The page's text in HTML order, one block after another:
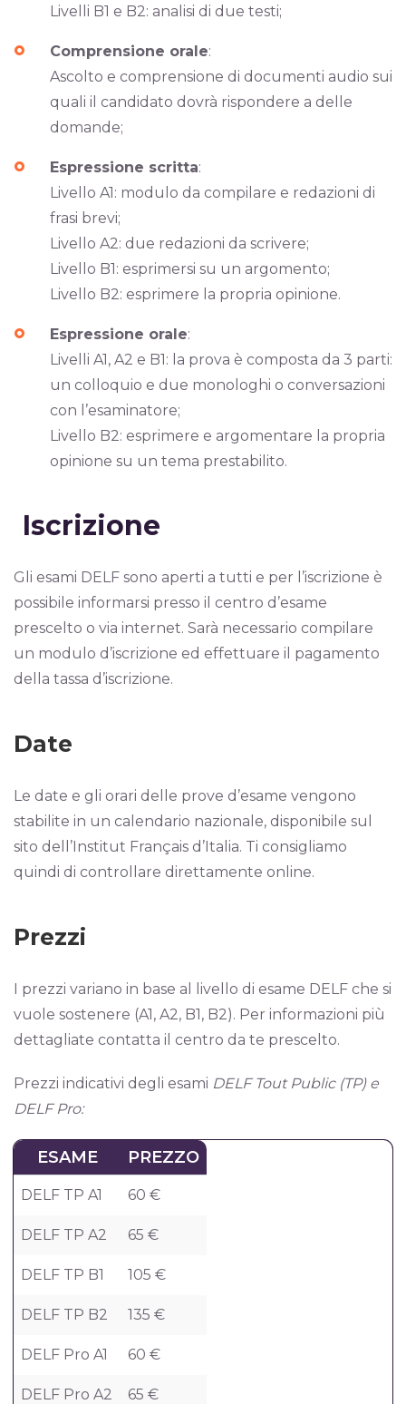
Livelli B1 e B2: analisi di due testi;
Comprensione orale:
Ascolto e comprensione di documenti audio sui
quali il candidato dovrà rispondere a delle
domande;
Espressione scritta:
Livello A1: modulo da compilare e redazioni di
frasi brevi;
Livello A2: due redazioni da scrivere;
Livello B1: esprimersi su un argomento;
Livello B2: esprimere la propria opinione.
Espressione orale:
Livelli A1, A2 e B1: la prova è composta da 3 parti:
un colloquio e due monologhi o conversazioni
con l’esaminatore;
Livello B2: esprimere e argomentare la propria
opinione su un tema prestabilito.
Iscrizione
Gli esami DELF sono aperti a tutti e per l’iscrizione è
possibile informarsi presso il centro d’esame
prescelto o via internet. Sarà necessario compilare
un modulo d’iscrizione ed effettuare il pagamento
della tassa d’iscrizione.
Date
Le date e gli orari delle prove d’esame vengono
stabilite in un calendario nazionale, disponibile sul
sito dell’Institut Français d’Italia. Ti consigliamo
quindi di controllare direttamente online.
Prezzi
I prezzi variano in base al livello di esame DELF che si
vuole sostenere (A1, A2, B1, B2). Per informazioni più
dettagliate contatta il centro da te prescelto.
Prezzi indicativi degli esami DELF Tout Public (TP) e
DELF Pro:
ESAME PREZZO
DELF TP A1 60 €
DELF TP A2 65 €
DELF TP B1 105 €
DELF TP B2 135 €
DELF Pro A1 60 €
DELF Pro A2 65 €